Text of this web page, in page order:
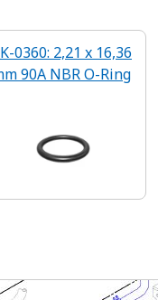
0360: 2,21 x 16,36
90A NBR O-Ring